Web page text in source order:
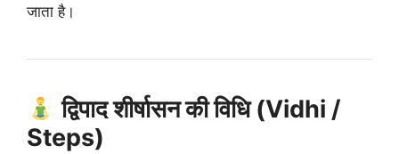
जाता है।
द्विपाद शीर्षासन की विधि (Vidhi /
Steps)